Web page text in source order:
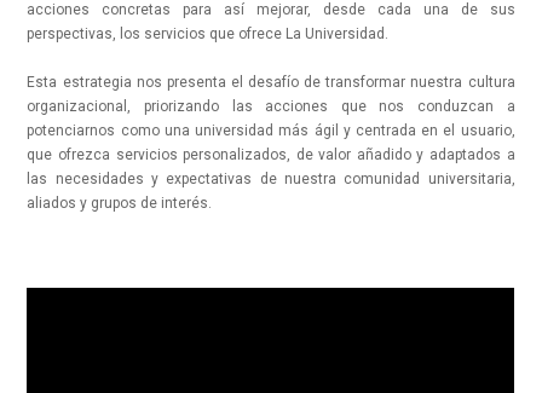
acciones concretas para así mejorar, desde cada una de sus
perspectivas, los servicios que ofrece La Universidad.
Esta estrategia nos presenta el desafío de transformar nuestra cultura
organizacional, priorizando las acciones que nos conduzcan a
potenciarnos como una universidad más ágil y centrada en el usuario,
que ofrezca servicios personalizados, de valor añadido y adaptados a
las necesidades y expectativas de nuestra comunidad universitaria,
aliados y grupos de interés.